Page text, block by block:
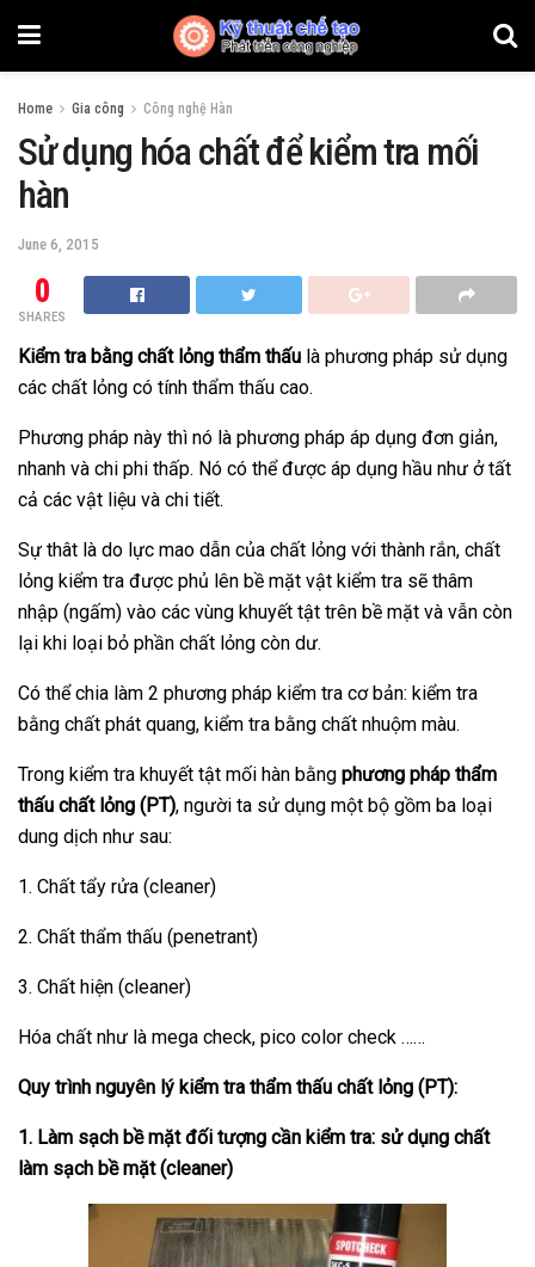
Home Gia công Công nghệ Hàn
Sử dụng hóa chất để kiểm tra mối
hàn
June 6, 2015
0
SHARES
Kiểm tra bằng chất lỏng thẩm thấu là phương pháp sử dụng
các chất lỏng có tính thẩm thấu cao.
Phương pháp này thì nó là phương pháp áp dụng đơn giản,
nhanh và chi phi thấp. Nó có thể được áp dụng hầu như ở tất
cả các vật liệu và chi tiết.
Sự thât là do lực mao dẫn của chất lỏng với thành rắn, chất
lỏng kiểm tra được phủ lên bề mặt vật kiểm tra sẽ thâm
nhập (ngấm) vào các vùng khuyết tật trên bề mặt và vẫn còn
lại khi loại bỏ phần chất lỏng còn dư.
Có thể chia làm 2 phương pháp kiểm tra cơ bản: kiểm tra
bằng chất phát quang, kiểm tra bằng chất nhuộm màu.
Trong kiểm tra khuyết tật mối hàn bằng phương pháp thẩm
thấu chất lỏng (PT), người ta sử dụng một bộ gồm ba loại
dung dịch như sau:
1. Chất tẩy rửa (cleaner)
2. Chất thẩm thấu (penetrant)
3. Chất hiện (cleaner)
Hóa chất như là mega check, pico color check ……
Quy trình nguyên lý kiểm tra thẩm thấu chất lỏng (PT):
1. Làm sạch bề mặt đối tượng cần kiểm tra: sử dụng chất
làm sạch bề mặt (cleaner)